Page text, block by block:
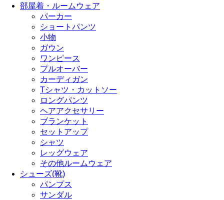
部屋着・ルームウェア
パーカー
ショートパンツ
小物
ガウン
ワンピース
プルオーバー
カーディガン
Tシャツ・カットソー
ロングパンツ
ヘアアクセサリー
ブランケット
セットアップ
シャツ
レッグウェア
その他ルームウェア
シューズ(靴)
パンプス
サンダル